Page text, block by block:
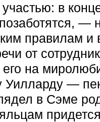
в
—
правилам и
от
его на
—
в Сэме